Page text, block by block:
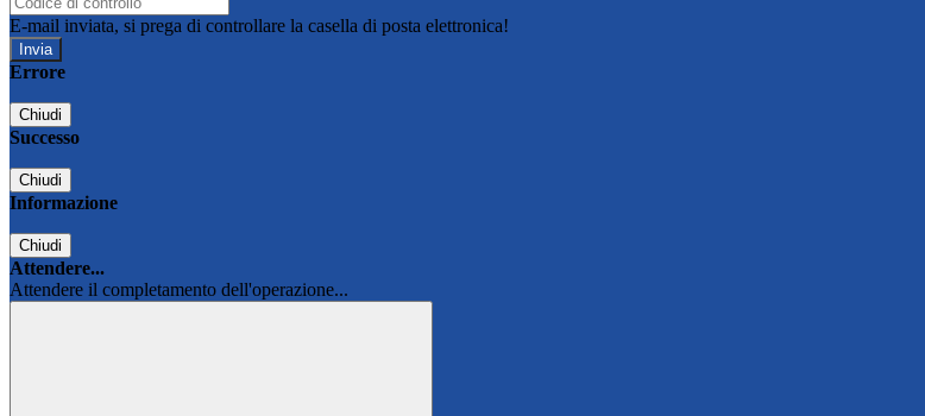
E-mail inviata, si prega di controllare la casella di posta elettronica!
Errore
Chiudi
Successo
Chiudi
Informazione
Chiudi
Attendere...
Attendere il completamento dell'operazione...